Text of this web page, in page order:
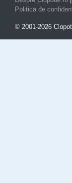
Politica de
© 2001-2026